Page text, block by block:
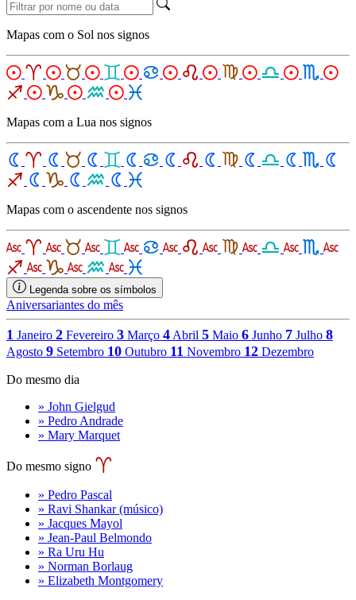
Mapas com o Sol nos signos
Mapas com a Lua nos signos
Mapas com o ascendente nos signos
Legenda sobre os símbolos
Aniversariantes do mês
1 Janeiro 2 Fevereiro 3 Março 4 Abril 5 Maio 6 Junho 7 Julho 8
Agosto 9 Setembro 10 Outubro 11 Novembro 12 Dezembro
Do mesmo dia
» John Gielgud
» Pedro Andrade
» Mary Marquet
Do mesmo signo
» Pedro Pascal
» Ravi Shankar (músico)
» Jacques Mayol
» Jean-Paul Belmondo
» Ra Uru Hu
» Norman Borlaug
» Elizabeth Montgomery